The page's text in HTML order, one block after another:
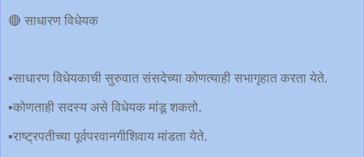
🔴 साधारण विधेयक
▪️साधारण विधेयकाची सुरुवात संसदेच्या कोणत्याही सभागृहात करता येते.
▪️कोणताही सदस्य असे विधेयक मांडू शकतो.
▪️राष्ट्रपतीच्या पूर्वपरवानगीशिवाय मांडता येते.